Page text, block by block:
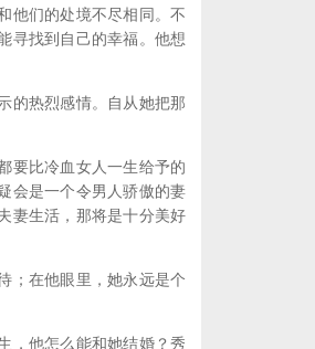
他们的处境不尽相同。不
寻找到自己的幸福。他想
的热烈感情。自从她把那
要比冷血女人一生给予的
会是一个令男人骄傲的妻
妻生活，那将是十分美好
；在他眼里，她永远是个
，他怎么能和她结婚？秀